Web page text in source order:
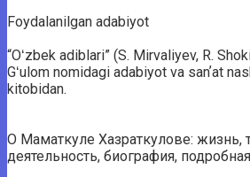
Foydalanilgan adabiyot
“Oʻzbek adiblari” (S. Mirvaliyev, R.
Gʻulom nomidagi adabiyot va sanʼat
kitobidan.
О Маматкуле Хазраткулове: жизнь,
деятельность, биография,